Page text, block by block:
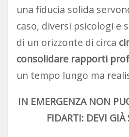
una fiducia solida
caso, diversi psicologi e
di un orizzonte di circa
consolidare rapporti
un tempo lungo ma
IN EMERGENZA NON
FIDARTI: DEVI GIÀ